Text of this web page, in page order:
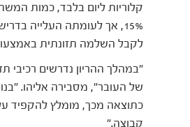
15%, אך לעומתה העלייה
לקבל השלמה תזונתית באמצעות
"במהלך ההריון נדרשים רכיבי
של העובר", מסבירה אליהו.
כתוצאה מכך, מומלץ להקפיד על
קבוצה."